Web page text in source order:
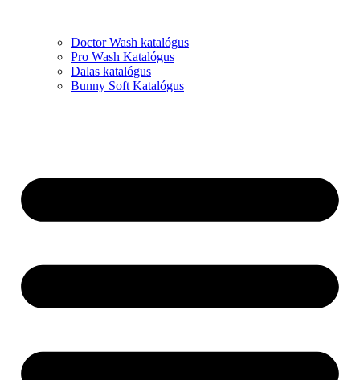
Doctor Wash katalógus
Pro Wash Katalógus
Dalas katalógus
Bunny Soft Katalógus